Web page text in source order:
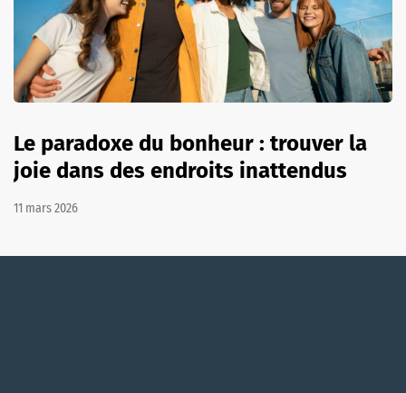
Le paradoxe du bonheur : trouver la
joie dans des endroits inattendus
11 mars 2026